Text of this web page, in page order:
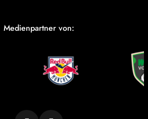
Medienpartner von: